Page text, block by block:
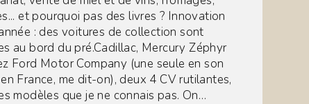
et pourquoi pas des livres ? Innovation
: des voitures de collection sont
au bord du pré.Cadillac, Mercury Zéphyr
Ford Motor Company (une seule en son
France, me dit-on), deux 4 CV rutilantes,
modèles que je ne connais pas. On…